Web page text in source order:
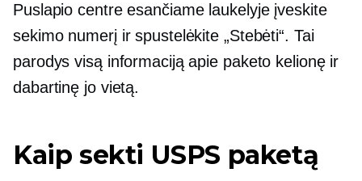
Puslapio centre esančiame laukelyje įveskite
sekimo numerį ir spustelėkite „Stebėti“. Tai
parodys visą informaciją apie paketo kelionę ir
dabartinę jo vietą.
Kaip sekti USPS paketą